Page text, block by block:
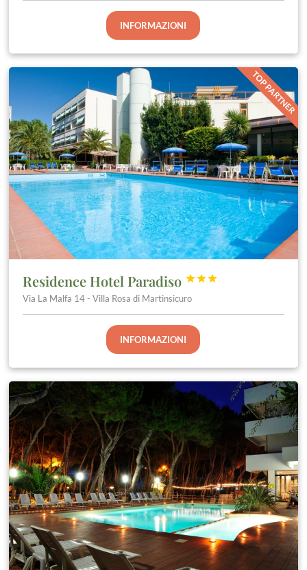
INFORMAZIONI
TOP PARTNER
Residence Hotel Paradiso 


Via La Malfa 14 - Villa Rosa di Martinsicuro
INFORMAZIONI